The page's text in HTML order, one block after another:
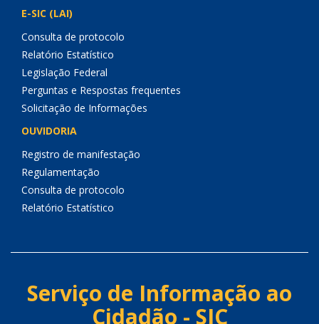
E-SIC (LAI)
Consulta de protocolo
Relatório Estatístico
Legislação Federal
Perguntas e Respostas frequentes
Solicitação de Informações
OUVIDORIA
Registro de manifestação
Regulamentação
Consulta de protocolo
Relatório Estatístico
Serviço de Informação ao
Cidadão - SIC